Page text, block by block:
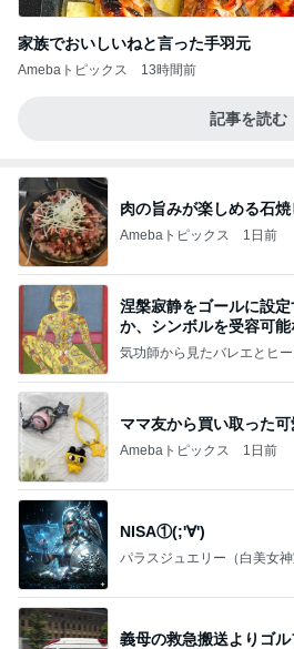
家族でおいしいねと言った手羽元
Amebaトピックス 13時間前
記事を読む
肉の旨みが楽しめる石
Amebaトピックス 1日前
涅槃寂静をゴールに設
か、シンボルを受容可
ことが
気功師から見たバレエとヒー
ママ友から買い取った
Amebaトピックス 1日前
NISA①(;'∀')
パラスジュエリー（白美女
義母の救急搬送よりゴ